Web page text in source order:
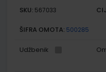
SKU: 567033
ŠIFRA OMOTA: 500285
Udžbenik